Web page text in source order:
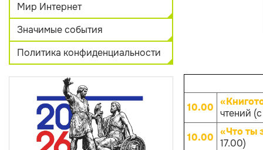
Мир Интернет
Значимые события
Политика конфиденциальности
10.00 чтений
10.00 «Что ты
17.00)